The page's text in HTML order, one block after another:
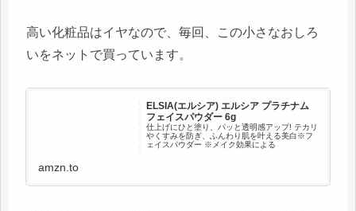
高い化粧品はイヤなので、毎回、この小さなおしろ
いをネットで買っています。
ELSIA(エルシア) エルシア プラチナム
フェイスパウダー 6g
仕上げにひと塗り、パッと透明感アップ! テカリ
やくすみを防ぎ、ふんわり肌を叶える美白※フ
ェイスパウダー ※メイク効果による
amzn.to